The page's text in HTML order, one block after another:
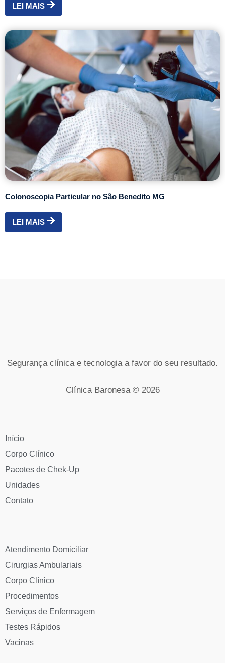
LEI MAIS
Colonoscopia Particular no São Benedito MG
LEI MAIS
Segurança clínica e tecnologia a favor do seu resultado.
Clínica Baronesa © 2026
Início
Corpo Clínico
Pacotes de Chek-Up
Unidades
Contato
Atendimento Domiciliar
Cirurgias Ambulariais
Corpo Clínico
Procedimentos
Serviços de Enfermagem
Testes Rápidos
Vacinas